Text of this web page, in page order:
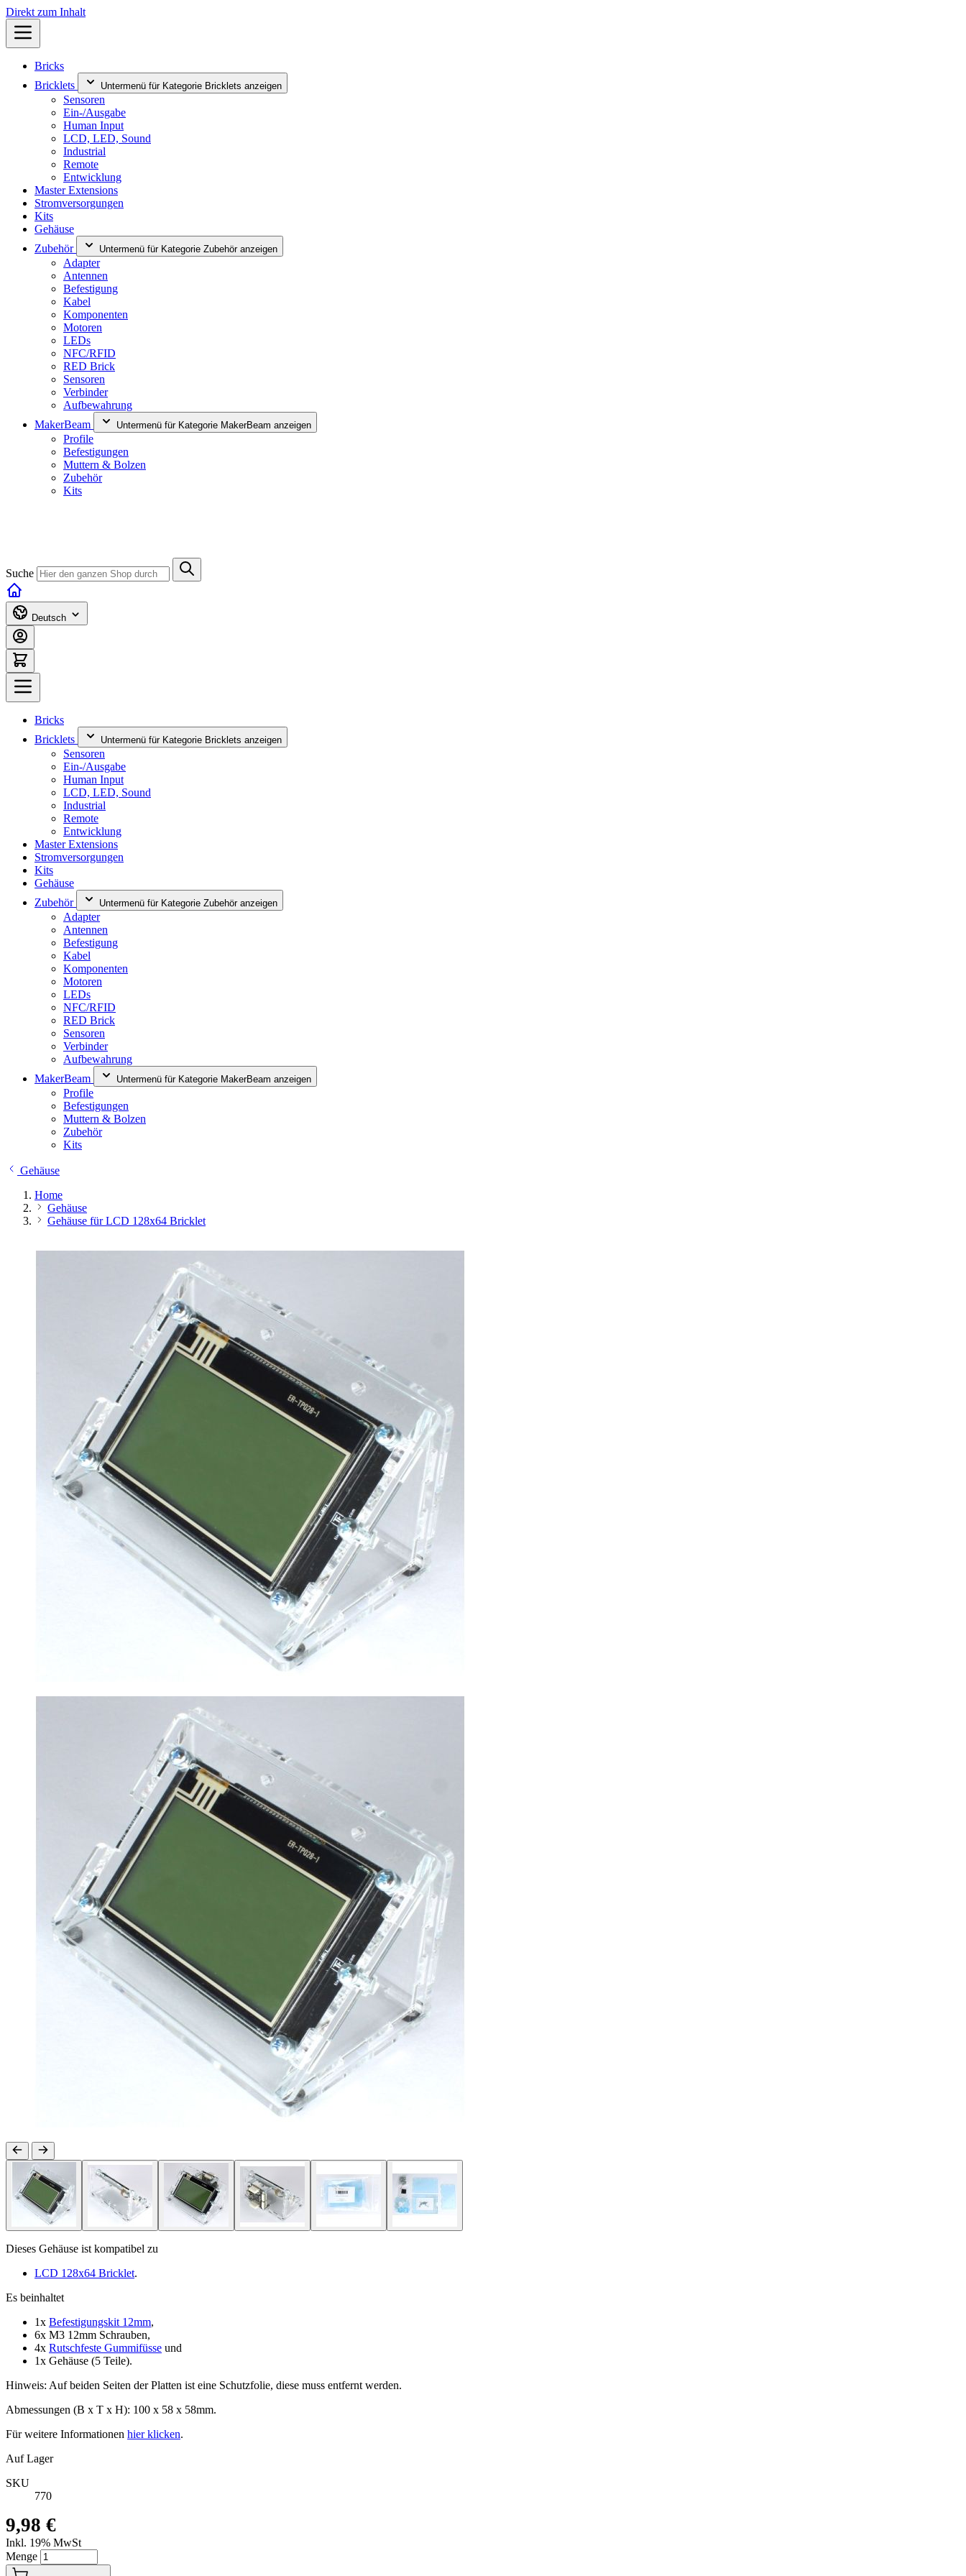
Direkt zum Inhalt
Bricks
Bricklets
Untermenü für Kategorie Bricklets anzeigen
Sensoren
Ein-/Ausgabe
Human Input
LCD, LED, Sound
Industrial
Remote
Entwicklung
Master Extensions
Stromversorgungen
Kits
Gehäuse
Zubehör
Untermenü für Kategorie Zubehör anzeigen
Adapter
Antennen
Befestigung
Kabel
Komponenten
Motoren
LEDs
NFC/RFID
RED Brick
Sensoren
Verbinder
Aufbewahrung
MakerBeam
Untermenü für Kategorie MakerBeam anzeigen
Profile
Befestigungen
Muttern & Bolzen
Zubehör
Kits
Suche
Deutsch
Bricks
Bricklets
Untermenü für Kategorie Bricklets anzeigen
Sensoren
Ein-/Ausgabe
Human Input
LCD, LED, Sound
Industrial
Remote
Entwicklung
Master Extensions
Stromversorgungen
Kits
Gehäuse
Zubehör
Untermenü für Kategorie Zubehör anzeigen
Adapter
Antennen
Befestigung
Kabel
Komponenten
Motoren
LEDs
NFC/RFID
RED Brick
Sensoren
Verbinder
Aufbewahrung
MakerBeam
Untermenü für Kategorie MakerBeam anzeigen
Profile
Befestigungen
Muttern & Bolzen
Zubehör
Kits
Gehäuse
Home
Gehäuse
Gehäuse für LCD 128x64 Bricklet
Dieses Gehäuse ist kompatibel zu
LCD 128x64 Bricklet.
Es beinhaltet
1x Befestigungskit 12mm,
6x M3 12mm Schrauben,
4x Rutschfeste Gummifüsse und
1x Gehäuse (5 Teile).
Hinweis: Auf beiden Seiten der Platten ist eine Schutzfolie, diese muss entfernt werden.
Abmessungen (B x T x H): 100 x 58 x 58mm.
Für weitere Informationen hier klicken.
Auf Lager
SKU
770
9,98 €
Inkl. 19% MwSt
Menge